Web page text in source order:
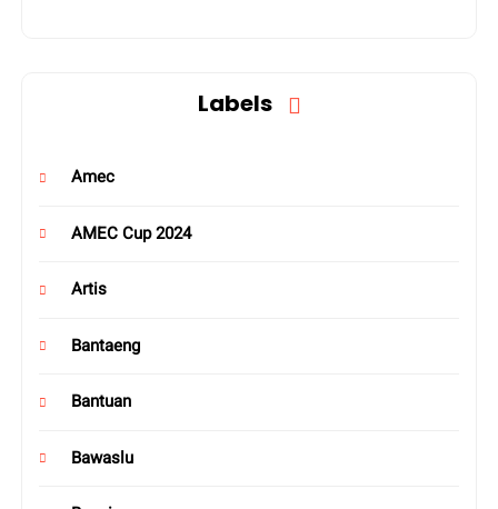
Labels
Amec
AMEC Cup 2024
Artis
Bantaeng
Bantuan
Bawaslu